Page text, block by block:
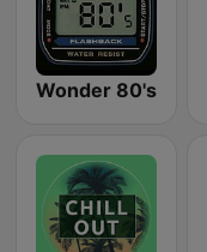
Wonder 80's